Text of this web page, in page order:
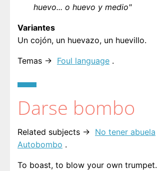
huevo... o huevo y medio"
Variantes
Un cojón, un huevazo, un huevillo.
Temas → Foul language .
Darse bombo
Related subjects → No tener abuela
Autobombo .
To boast, to blow your own trumpet.